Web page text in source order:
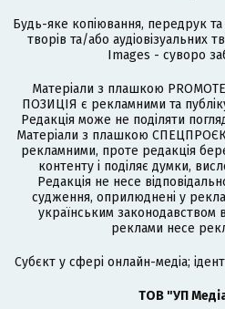
Будь-яке копіювання, передрук
творів та/або аудіовізуальних
Images - суворо
Матеріали з плашкою
ПОЗИЦІЯ є рекламними та
Редакція може не поділяти
Матеріали з плашкою
рекламними, проте редакція
контенту і поділяє думки,
Редакція не несе
судження, оприлюднені у
українським законодавством
реклами несе
Cубєкт у сфері онлайн-медіа;
ТОВ "УП